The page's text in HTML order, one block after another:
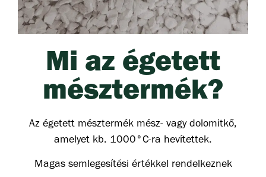
Mi az égetett
mésztermék?
Az égetett mésztermék mész- vagy dolomitkő,
amelyet kb. 1000°C-ra hevítettek.
Magas semlegesítési értékkel rendelkeznek